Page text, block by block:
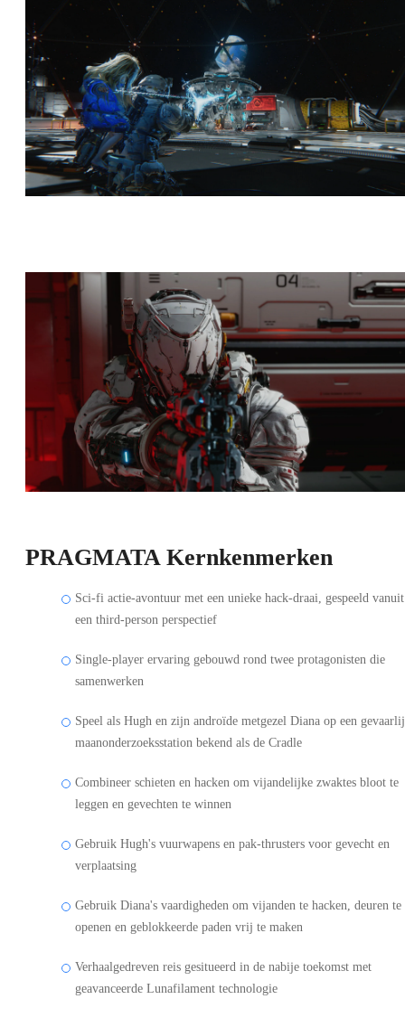
PRAGMATA Kernkenmerken
Sci-fi actie-avontuur met een unieke hack-draai, gespeeld vanuit
een third-person perspectief
Single-player ervaring gebouwd rond twee protagonisten die
samenwerken
Speel als Hugh en zijn androïde metgezel Diana op een
maanonderzoeksstation bekend als de Cradle
Combineer schieten en hacken om vijandelijke zwaktes bloot te
leggen en gevechten te winnen
Gebruik Hugh's vuurwapens en pak-thrusters voor gevecht en
verplaatsing
Gebruik Diana's vaardigheden om vijanden te hacken, deuren te
openen en geblokkeerde paden vrij te maken
Verhaalgedreven reis gesitueerd in de nabije toekomst met
geavanceerde Lunafilament technologie